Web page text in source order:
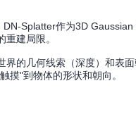
Splatter作为3D
建局限。
的几何线索（深度）和表面
"到物体的形状和朝向。